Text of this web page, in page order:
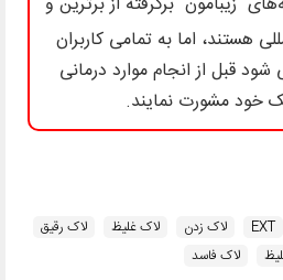
هستند، اما به تمامی کاربران
قبل از انجام موارد درمانی
خود مشورت نمایند.
EXT لاک زدن لاک غلیظ
لاک رقیق
لاک فاسد